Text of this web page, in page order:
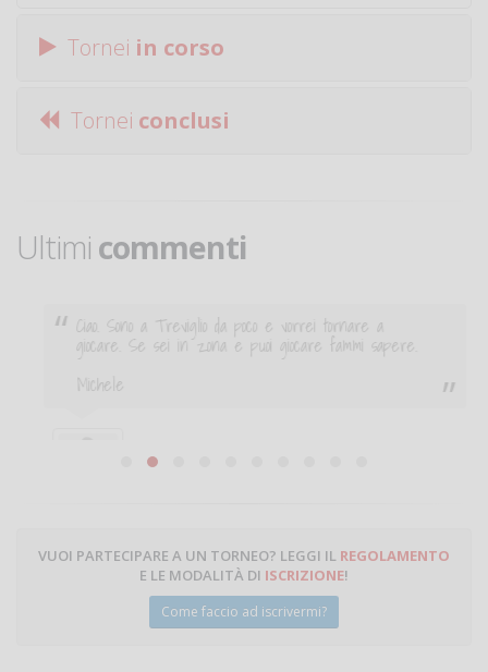
Tornei in corso
Tornei conclusi
Ultimi commenti
Ciao. Sono a Treviglio da poco e vorrei tornare a
giocare. Se sei in zona e puoi giocare fammi sapere.
Michele
Michele Miglionico
VUOI PARTECIPARE A UN TORNEO? LEGGI IL REGOLAMENTO
E LE MODALITÀ DI ISCRIZIONE!
Come faccio ad iscrivermi?